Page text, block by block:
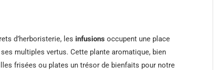
d’herboristerie, les infusions occupent une place
multiples vertus. Cette plante aromatique, bien
frisées ou plates un trésor de bienfaits pour notre